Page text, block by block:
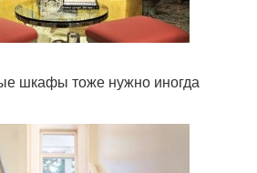
шкафы тоже нужно иногда